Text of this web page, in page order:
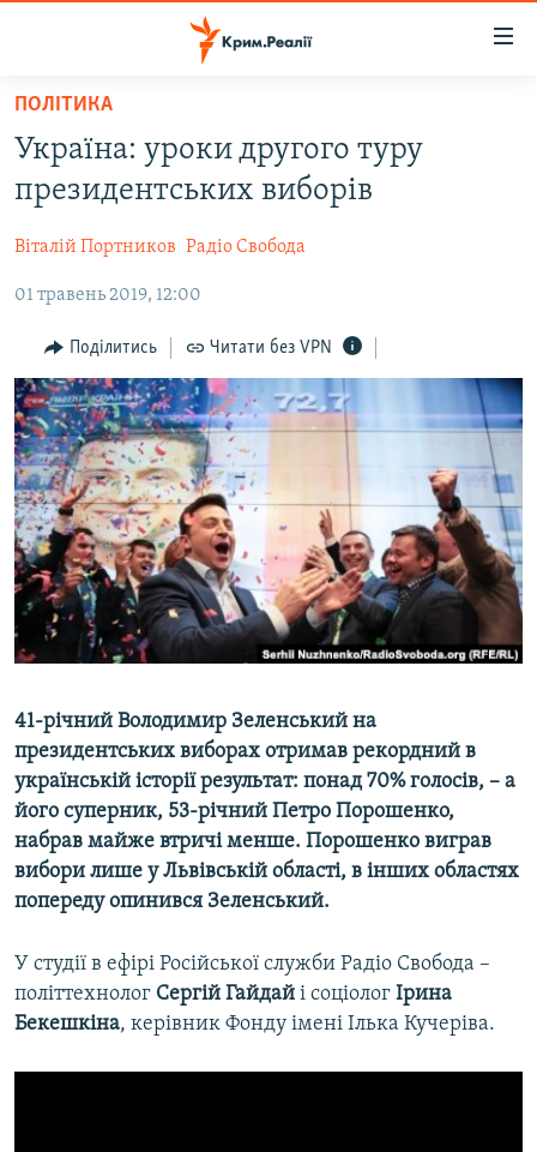
Перейти
основного
матеріалу
Перейти
до
навігації
Перейти
пошуку
ВОДА.КРИМ
ВІДЕО ТА ФОТО
ПОЛІТИКА
БЛОГИ
ПОГЛЯД
ІНТЕРВ'Ю
ВСЕ ЗА ДЕНЬ
СПЕЦПРОЕКТИ
ДЕПОРТАЦІЯ
ВІДЕОУРОКИ «ELIFBE»
СВІДЧЕННЯ ОКУПАЦІЇ
УКРАЇНСЬКА ПРОБЛЕМА КРИМУ
ЯК ОБІЙТИ БЛОКУВАННЯ
Русский
Qırımtatar
Усі сайти RFE/RL
ПОЛІТИКА
Україна: уроки другого туру
президентських виборів
Віталій Портников Радіо Свобода
01 травень 2019, 12:00
Поділитись Читати без VPN
41-річний Володимир Зеленський на
президентських виборах отримав рекордний в
українській історії результат: понад 70% голосів, – а
його суперник, 53-річний Петро Порошенко,
набрав майже втричі менше. Порошенко виграв
вибори лише у Львівській області, в інших областях
попереду опинився Зеленський.
У студії в ефірі Російської служби Радіо Свобода –
політтехнолог Сергій Гайдай і соціолог Ірина
Бекешкіна, керівник Фонду імені Ілька Кучеріва.